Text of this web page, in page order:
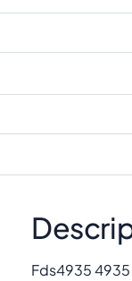
Fds4935